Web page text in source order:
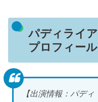
パディライ
プロフィール
【出演情報：パディ